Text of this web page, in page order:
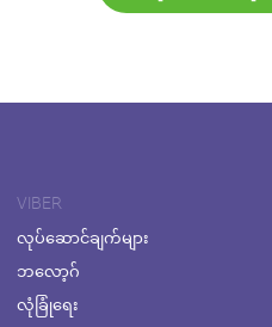
VIBER
လုပ်ဆောင်ချက်များ
ဘလော့ဂ်
လုံခြုံရေး